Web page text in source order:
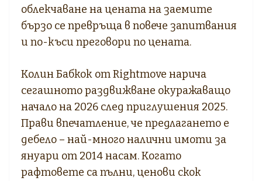
облекчаване на цената на заемите
бързо се превръща в повече запитвания
и по-къси преговори по цената.
Колин Бабкок от Rightmove нарича
сегашното раздвижване окуражаващо
начало на 2026 след приглушения 2025.
Прави впечатление, че предлагането е
дебело – най-много налични имоти за
януари от 2014 насам. Когато
рафтовете са пълни, ценови скок